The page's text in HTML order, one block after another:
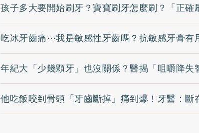
孩子多大要開始刷牙？寶寶刷牙怎麼刷？「正確
吃冰牙齒痛⋯我是敏感性牙齒嗎？抗敏感牙膏有
年紀大「少幾顆牙」也沒關係？醫揭「咀嚼降
他吃飯咬到骨頭「牙齒斷掉」痛到爆！牙醫：斷